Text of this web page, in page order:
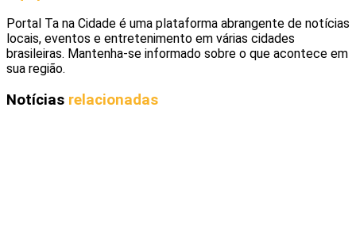
Portal Ta na Cidade é uma plataforma abrangente de notícias
locais, eventos e entretenimento em várias cidades
brasileiras. Mantenha-se informado sobre o que acontece em
sua região.
Notícias relacionadas